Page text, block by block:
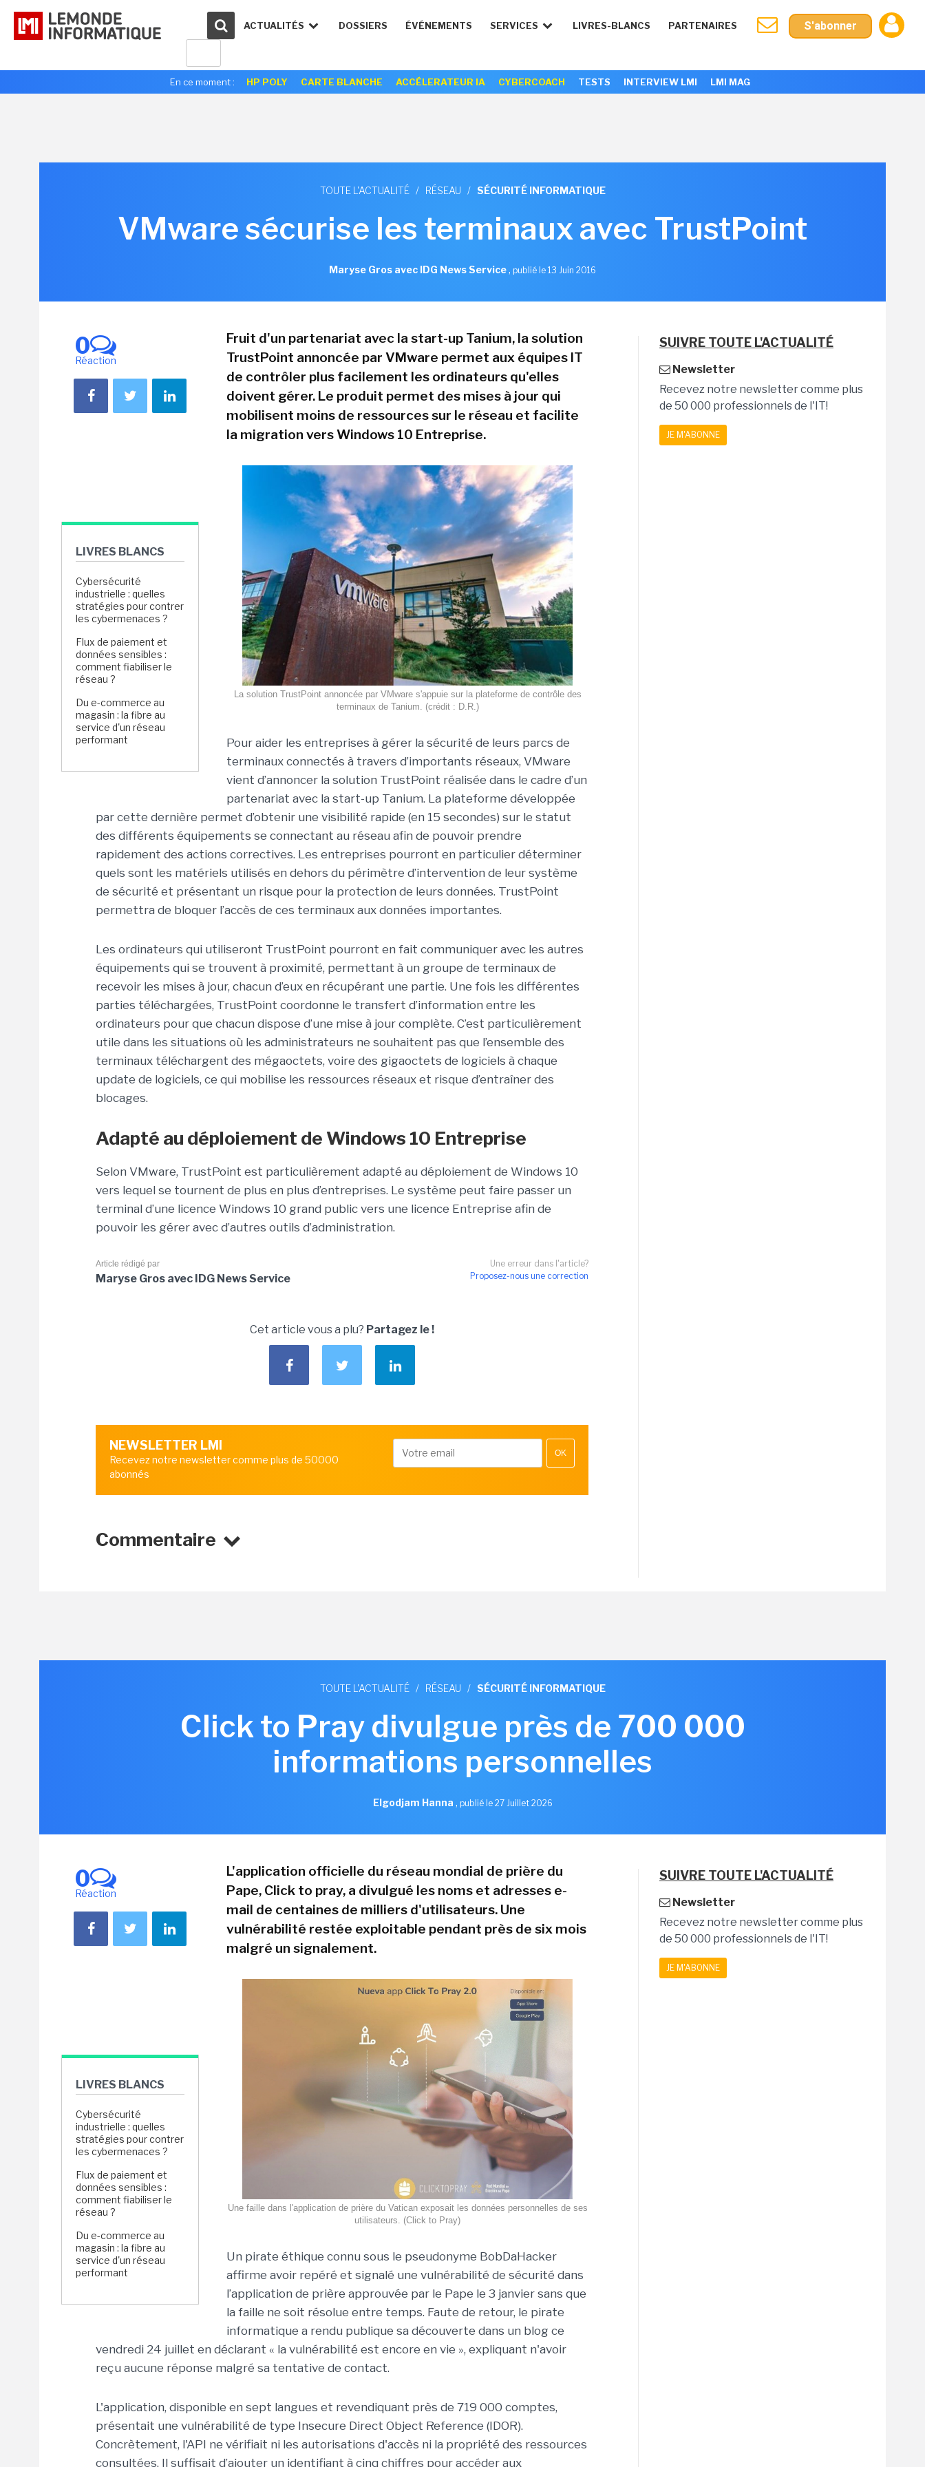
ACTUALITÉS DOSSIERS ÉVÉNEMENTS SERVICES LIVRES-BLANCS PARTENAIRES S'abonner
En ce moment : HP POLY CARTE BLANCHE ACCÉLERATEUR IA CYBERCOACH TESTS INTERVIEW LMI LMI MAG
TOUTE L'ACTUALITÉ / RÉSEAU / SÉCURITÉ INFORMATIQUE
VMware sécurise les terminaux avec TrustPoint
Maryse Gros avec IDG News Service, publié le 13 Juin 2016
0
Réaction
LIVRES BLANCS
Cybersécurité
industrielle : quelles
stratégies pour contrer
les cybermenaces ?
Flux de paiement et
données sensibles :
comment fiabiliser le
réseau ?
Du e-commerce au
magasin : la fibre au
service d'un réseau
performant
Fruit d'un partenariat avec la start-up Tanium, la solution
TrustPoint annoncée par VMware permet aux équipes IT
de contrôler plus facilement les ordinateurs qu'elles
doivent gérer. Le produit permet des mises à jour qui
mobilisent moins de ressources sur le réseau et facilite
la migration vers Windows 10 Entreprise.
La solution TrustPoint annoncée par VMware s'appuie sur la plateforme de contrôle des
terminaux de Tanium. (crédit : D.R.)
Pour aider les entreprises à gérer la sécurité de leurs parcs de
terminaux connectés à travers d’importants réseaux, VMware
vient d’annoncer la solution TrustPoint réalisée dans le cadre d’un
partenariat avec la start-up Tanium. La plateforme développée
par cette dernière permet d’obtenir une visibilité rapide (en 15 secondes) sur le statut
des différents équipements se connectant au réseau afin de pouvoir prendre
rapidement des actions correctives. Les entreprises pourront en particulier déterminer
quels sont les matériels utilisés en dehors du périmètre d’intervention de leur système
de sécurité et présentant un risque pour la protection de leurs données. TrustPoint
permettra de bloquer l’accès de ces terminaux aux données importantes.
Les ordinateurs qui utiliseront TrustPoint pourront en fait communiquer avec les autres
équipements qui se trouvent à proximité, permettant à un groupe de terminaux de
recevoir les mises à jour, chacun d’eux en récupérant une partie. Une fois les différentes
parties téléchargées, TrustPoint coordonne le transfert d’information entre les
ordinateurs pour que chacun dispose d’une mise à jour complète. C’est particulièrement
utile dans les situations où les administrateurs ne souhaitent pas que l’ensemble des
terminaux téléchargent des mégaoctets, voire des gigaoctets de logiciels à chaque
update de logiciels, ce qui mobilise les ressources réseaux et risque d’entraîner des
blocages.
Adapté au déploiement de Windows 10 Entreprise
Selon VMware, TrustPoint est particulièrement adapté au déploiement de Windows 10
vers lequel se tournent de plus en plus d’entreprises. Le système peut faire passer un
terminal d’une licence Windows 10 grand public vers une licence Entreprise afin de
pouvoir les gérer avec d’autres outils d’administration.
Une erreur dans l'article?
Proposez-nous une correction
Article rédigé par
Maryse Gros avec IDG News Service
Cet article vous a plu? Partagez le !
NEWSLETTER LMI
Recevez notre newsletter comme plus de 50000
abonnés
OK
Commentaire
SUIVRE TOUTE L'ACTUALITÉ
Newsletter
Recevez notre newsletter comme plus
de 50 000 professionnels de l'IT!
JE M'ABONNE
TOUTE L'ACTUALITÉ / RÉSEAU / SÉCURITÉ INFORMATIQUE
Click to Pray divulgue près de 700 000
informations personnelles
Elgodjam Hanna , publié le 27 Juillet 2026
0
Réaction
LIVRES BLANCS
Cybersécurité
industrielle : quelles
stratégies pour contrer
les cybermenaces ?
Flux de paiement et
données sensibles :
comment fiabiliser le
réseau ?
Du e-commerce au
magasin : la fibre au
service d'un réseau
performant
L'application officielle du réseau mondial de prière du
Pape, Click to pray, a divulgué les noms et adresses e-
mail de centaines de milliers d'utilisateurs. Une
vulnérabilité restée exploitable pendant près de six mois
malgré un signalement.
Une faille dans l'application de prière du Vatican exposait les données personnelles de ses
utilisateurs. (Click to Pray)
Un pirate éthique connu sous le pseudonyme BobDaHacker
affirme avoir repéré et signalé une vulnérabilité de sécurité dans
l’application de prière approuvée par le Pape le 3 janvier sans que
la faille ne soit résolue entre temps. Faute de retour, le pirate
informatique a rendu publique sa découverte dans un blog ce
vendredi 24 juillet en déclarant « la vulnérabilité est encore en vie », expliquant n'avoir
reçu aucune réponse malgré sa tentative de contact.
L'application, disponible en sept langues et revendiquant près de 719 000 comptes,
présentait une vulnérabilité de type Insecure Direct Object Reference (IDOR).
Concrètement, l'API ne vérifiait ni les autorisations d'accès ni la propriété des ressources
consultées. Il suffisait d’ajouter un identifiant à cinq chiffres pour accéder aux
SUIVRE TOUTE L'ACTUALITÉ
Newsletter
Recevez notre newsletter comme plus
de 50 000 professionnels de l'IT!
JE M'ABONNE